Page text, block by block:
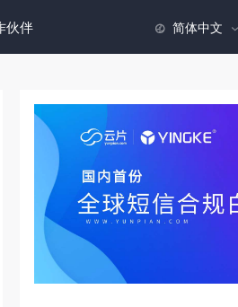
伙伴 简体中文 